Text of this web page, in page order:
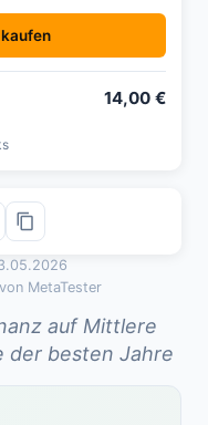
MetaTester
auf Mittlere
der besten Jahre
14,00 €